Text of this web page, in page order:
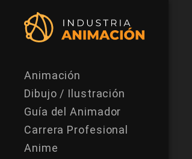
Animación
Dibujo / Ilustración
Guía del Animador
Carrera Profesional
Anime